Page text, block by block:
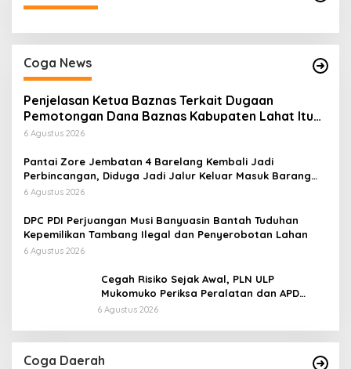
Coga News
Penjelasan Ketua Baznas Terkait Dugaan
Pemotongan Dana Baznas Kabupaten Lahat Itu
Tidak Benar
6 Agustus 2026
Pantai Zore Jembatan 4 Barelang Kembali Jadi
Perbincangan, Diduga Jadi Jalur Keluar Masuk Barang
Tanpa Dokumen Kepabeanan, Nama Berinisial WL
di Kawasan Pesisir
6 Agustus 2026
DPC PDI Perjuangan Musi Banyuasin Bantah Tuduhan
Kepemilikan Tambang Ilegal dan Penyerobotan Lahan
6 Agustus 2026
Cegah Risiko Sejak Awal, PLN ULP
Mukomuko Periksa Peralatan dan APD
Petugas secara Rutin
6 Agustus 2026
Coga Daerah